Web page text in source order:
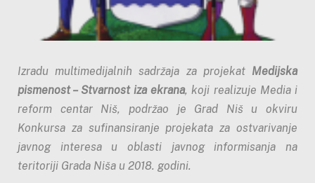
Izradu multimedijalnih sadržaja za projekat Medijska
pismenost – Stvarnost iza ekrana, koji realizuje Media i
reform centar Niš, podržao je Grad Niš u okviru
Konkursa za sufinansiranje projekata za ostvarivanje
javnog interesa u oblasti javnog informisanja na
teritoriji Grada Niša u 2018. godini.